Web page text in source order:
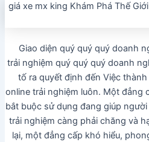
Giao diện quý quý quý doanh
trải nghiệm quý quý quý doanh
tố ra quyết định đến Việc
online trải nghiệm luôn. Một đẳng
bắt buộc sử dụng đang giúp
trải nghiệm càng phải chăng và
lại, một đẳng cấp khó hiểu,